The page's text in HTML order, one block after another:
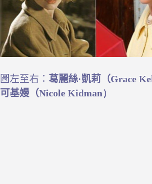
圖左至右： 葛麗絲·凱莉（Grace
可基嫚（Nicole Kidman）